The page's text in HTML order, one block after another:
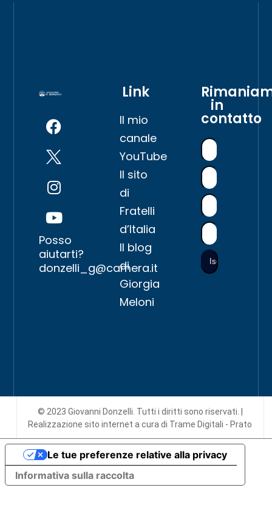
Posso
aiutarti?
donzelli_g@camera.it
Link
Il mio
canale
YouTube
Il sito
di
Fratelli
d’Italia
Il blog
di
Giorgia
Meloni
in
contatto
© 2023 Giovanni Donzelli. Tutti i diritti sono riservati. |
Realizzazione sito interneta cura di Trame Digitali - Prato
Informativa sulla raccolta
Le tue preferenze relative alla privacy